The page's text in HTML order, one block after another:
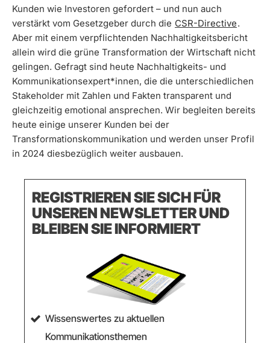
Kunden wie Investoren gefordert – und nun auch
verstärkt vom Gesetzgeber durch die CSR-Directive.
Aber mit einem verpflichtenden Nachhaltigkeitsbericht
allein wird die grüne Transformation der Wirtschaft nicht
gelingen. Gefragt sind heute Nachhaltigkeits- und
Kommunikationsexpert*innen, die die unterschiedlichen
Stakeholder mit Zahlen und Fakten transparent und
gleichzeitig emotional ansprechen. Wir begleiten bereits
heute einige unserer Kunden bei der
Transformationskommunikation und werden unser Profil
in 2024 diesbezüglich weiter ausbauen.
REGISTRIEREN SIE SICH FÜR
UNSEREN NEWSLETTER UND
BLEIBEN SIE INFORMIERT
Wissenswertes zu aktuellen
Kommunikationsthemen